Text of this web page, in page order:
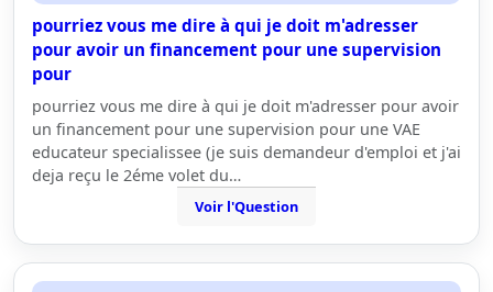
pourriez vous me dire à qui je doit m'adresser
pour avoir un financement pour une supervision
pour
pourriez vous me dire à qui je doit m'adresser pour avoir
un financement pour une supervision pour une VAE
educateur specialissee (je suis demandeur d'emploi et j'ai
deja reçu le 2éme volet du…
Voir l'Question